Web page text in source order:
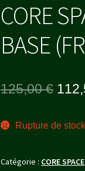
CORE
BASE
125,00€ Le
initial
Rupture de stock
Catégorie : CORE SPACE